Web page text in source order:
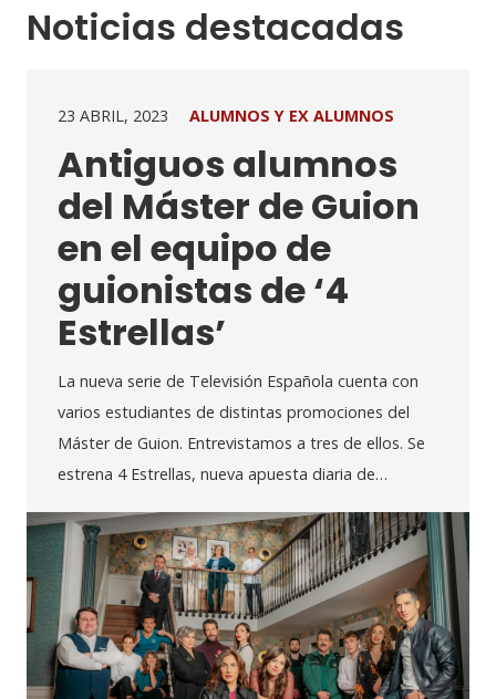
Noticias destacadas
23 ABRIL, 2023 ALUMNOS Y EX ALUMNOS
Antiguos alumnos
del Máster de Guion
en el equipo de
guionistas de ‘4
Estrellas’
La nueva serie de Televisión Española cuenta con
varios estudiantes de distintas promociones del
Máster de Guion. Entrevistamos a tres de ellos. Se
estrena 4 Estrellas, nueva apuesta diaria de…